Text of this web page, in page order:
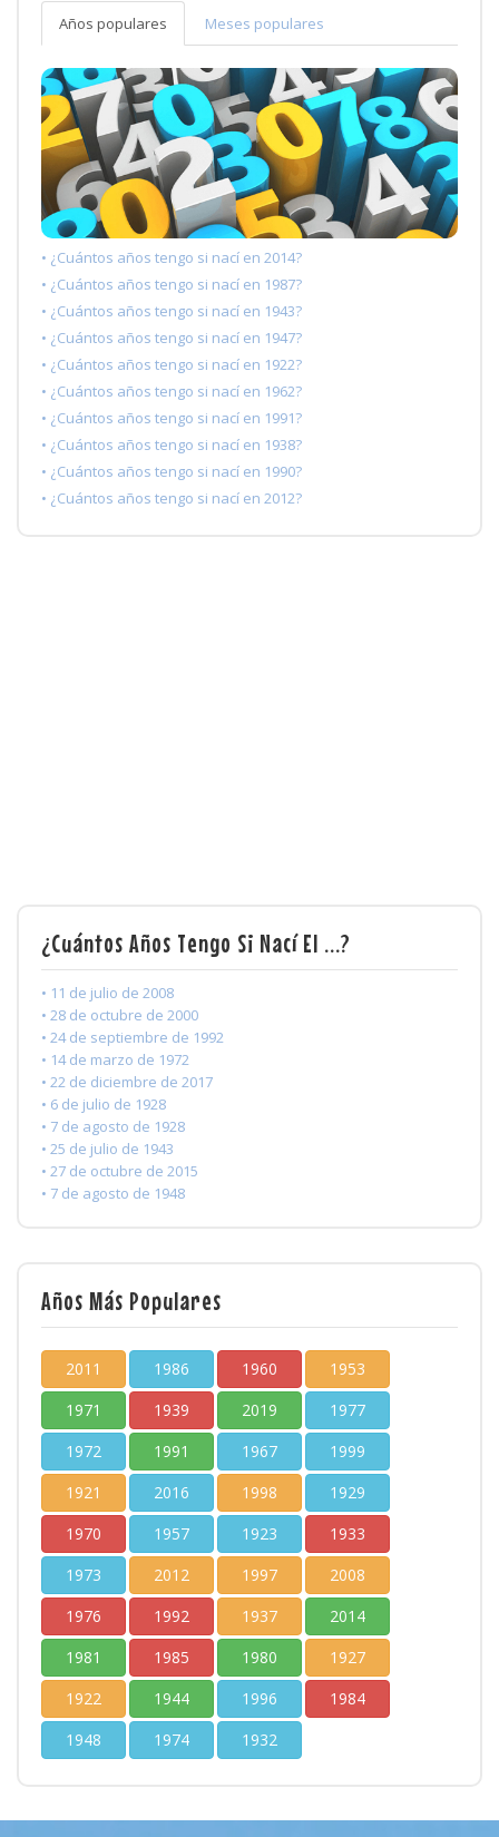
Años populares Meses populares
• ¿Cuántos años tengo si nací en 2014?
• ¿Cuántos años tengo si nací en 1987?
• ¿Cuántos años tengo si nací en 1943?
• ¿Cuántos años tengo si nací en 1947?
• ¿Cuántos años tengo si nací en 1922?
• ¿Cuántos años tengo si nací en 1962?
• ¿Cuántos años tengo si nací en 1991?
• ¿Cuántos años tengo si nací en 1938?
• ¿Cuántos años tengo si nací en 1990?
• ¿Cuántos años tengo si nací en 2012?
¿Cuántos Años Tengo Si Nací El ...?
• 11 de julio de 2008
• 28 de octubre de 2000
• 24 de septiembre de 1992
• 14 de marzo de 1972
• 22 de diciembre de 2017
• 6 de julio de 1928
• 7 de agosto de 1928
• 25 de julio de 1943
• 27 de octubre de 2015
• 7 de agosto de 1948
Años Más Populares
2011 1986 1960
1953
1971
1939 2019
1977
1972
1991 1967
1999
1921
2016 1998
1929
1970
1957 1923
1933
1973
2012 1997
2008
1976
1992 1937
2014
1981
1985 1980
1927
1922
1944 1996
1984
1948
1974 1932